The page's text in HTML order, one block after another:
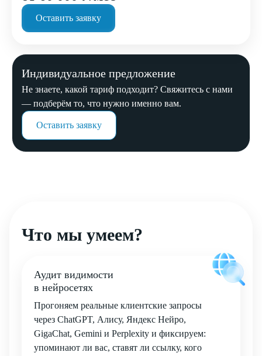
Оставить заявку
Индивидуальное предложение
Не знаете, какой тариф подходит? Свяжитесь с нами
— подберём то, что нужно именно вам.
Оставить заявку
Что мы умеем?
Аудит видимости
в нейросетях
Прогоняем реальные клиентские запросы
через ChatGPT, Алису, Яндекс Нейро,
GigaChat, Gemini и Perplexity и фиксируем:
упоминают ли вас, ставят ли ссылку, кого